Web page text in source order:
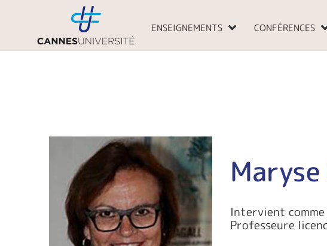
ENSEIGNEMENTS CONFÉRENCES
Maryse
Intervient
Professeure